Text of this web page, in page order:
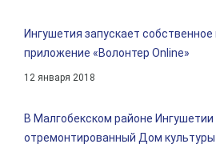
Ингушетия запускает
приложение «Волонтер Online»
12 января 2018
В Малгобекском районе
отремонтированный Дом культуры